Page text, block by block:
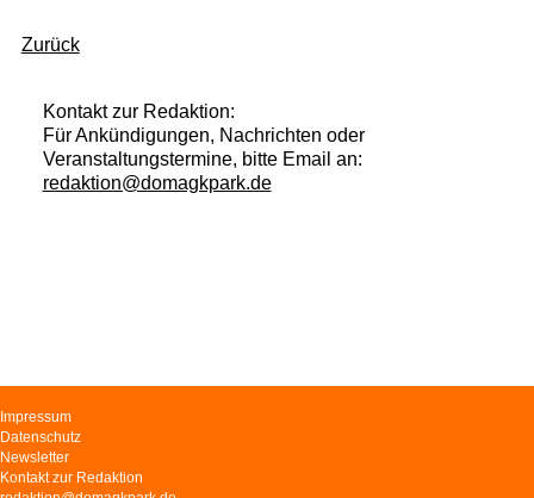
Zurück
Kontakt zur Redaktion:
Für Ankündigungen, Nachrichten oder
Veranstaltungstermine, bitte Email an:
redaktion@domagkpark.de
Navigation
überspringen
Impressum
Datenschutz
Newsletter
Kontakt zur Redaktion